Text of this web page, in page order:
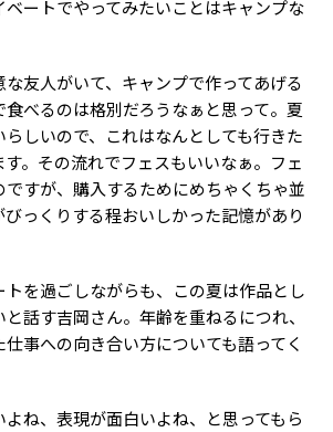
ベートでやってみたいことはキャンプな
な友人がいて、キャンプで作ってあげる
べるのは格別だろうなぁと思って。夏
しいので、これはなんとしても行きた
。その流れでフェスもいいなぁ。フェ
すが、購入するためにめちゃくちゃ並
っくりする程おいしかった記憶があり
を過ごしながらも、この夏は作品とし
話す吉岡さん。年齢を重ねるにつれ、
事への向き合い方についても語ってく
よね、表現が面白いよね、と思ってもら